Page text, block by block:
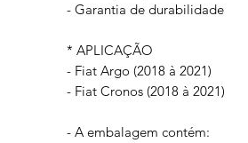
- Garantia de durabilidade
* APLICAÇÃO
- Fiat Argo (2018 à 2021)
- Fiat Cronos (2018 à 2021)
- A embalagem contém: